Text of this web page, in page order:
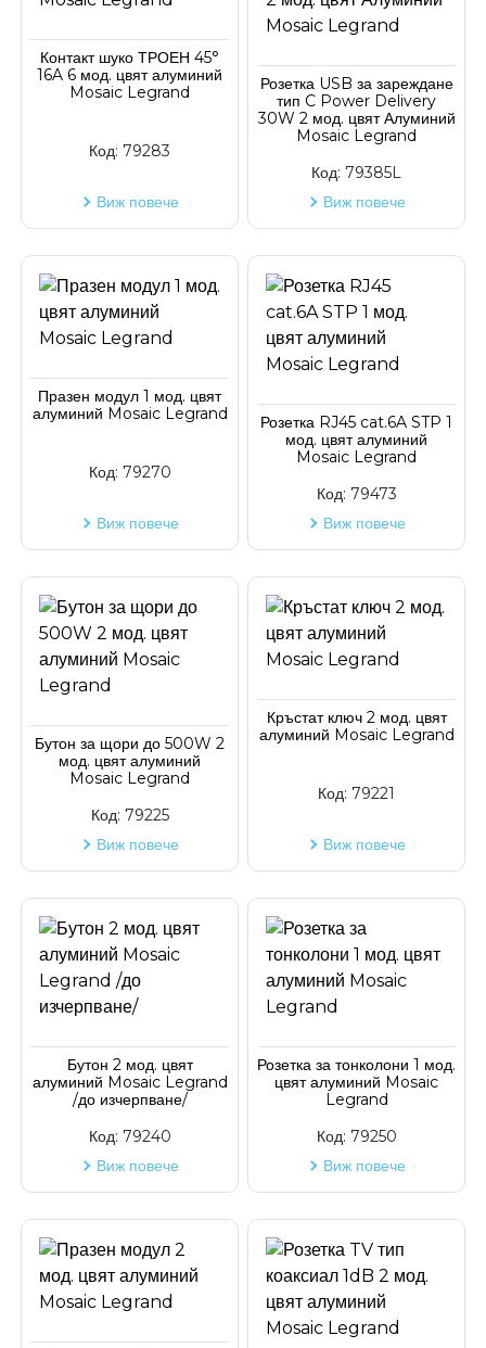
Контакт шуко ТРОЕН 45°
16A 6 мод. цвят алуминий
Mosaic Legrand
Код: 79283
Виж повече
Розетка USB за зареждане
тип C Power Delivery
30W 2 мод. цвят Алуминий
Mosaic Legrand
Код: 79385L
Виж повече
Празен модул 1 мод. цвят
алуминий Mosaic Legrand
Код: 79270
Виж повече
Розетка RJ45 cat.6A STP 1
мод. цвят алуминий
Mosaic Legrand
Код: 79473
Виж повече
Бутон за щори до 500W 2
мод. цвят алуминий
Mosaic Legrand
Код: 79225
Виж повече
Кръстат ключ 2 мод. цвят
алуминий Mosaic Legrand
Код: 79221
Виж повече
Бутон 2 мод. цвят
алуминий Mosaic Legrand
/до изчерпване/
Код: 79240
Виж повече
Розетка за тонколони 1 мод.
цвят алуминий Mosaic
Legrand
Код: 79250
Виж повече